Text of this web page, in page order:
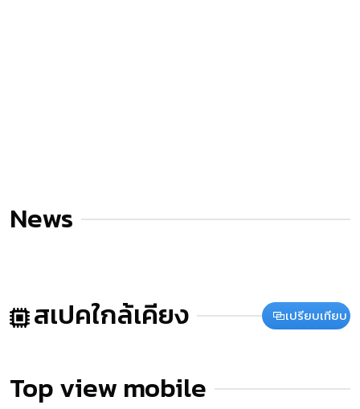
News
สเปคใกล้เคียง เปรียบเทียบ
Top view mobile